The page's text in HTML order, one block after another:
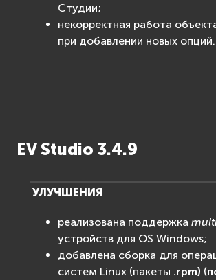
Студии;
некорректная работа
при добавлении новых опций.
EV Studio 3.4.9
УЛУЧШЕНИЯ
реализована поддержка
устройств для OS Windows;
добавлена сборка для
систем Linux (пакеты .rpm) (